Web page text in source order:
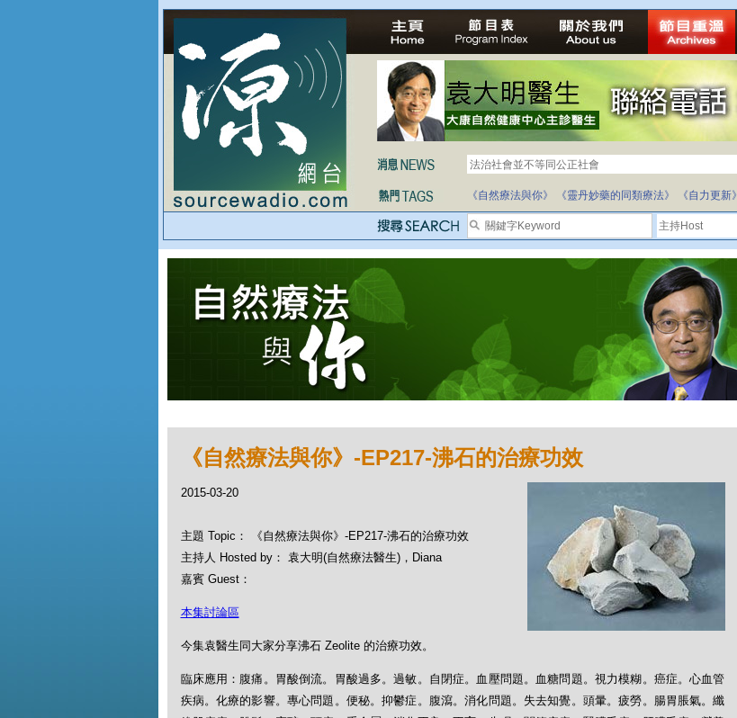
法治社會並不等同公正社會
自家教育合法化-推動多元化教育，全民學卷制
《自然療法與你》
《靈丹妙藥的同類療法》 《自力更新》
《自然療法與你》-EP217-沸石的治療功效
2015-03-20
主題 Topic： 《自然療法與你》-EP217-沸石的治療功效
主持人 Hosted by： 袁大明(自然療法醫生)，Diana
嘉賓 Guest：
本集討論區
今集袁醫生同大家分享沸石 Zeolite 的治療功效。
臨床應用：腹痛。胃酸倒流。胃酸過多。過敏。自閉症。血壓問題。血糖問題。視力模糊。癌症。心血管
疾病。化療的影響。專心問題。便秘。抑鬱症。腹瀉。消化問題。失去知覺。頭暈。疲勞。腸胃脹氣。纖